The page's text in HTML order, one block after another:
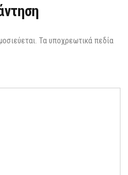
Τα υποχρεωτικά πεδία